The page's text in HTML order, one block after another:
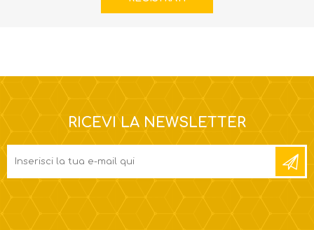
RICEVI LA NEWSLETTER